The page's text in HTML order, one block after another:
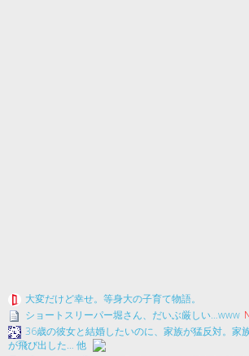
大変だけど幸せ。等身大の子育て物語。
ショートスリーパー堀さん、だいぶ厳しい…www
36歳の彼女と結婚したいのに、家族が猛反対。家
が飛び出した… 他